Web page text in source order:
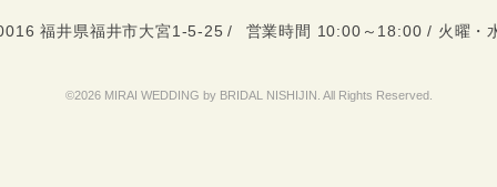
福井県福井市大宮1-5-25 営業時間 10:00～18:00 / 火曜・
©2026 MIRAI WEDDING by BRIDAL NISHIJIN. All Rights Reserved.